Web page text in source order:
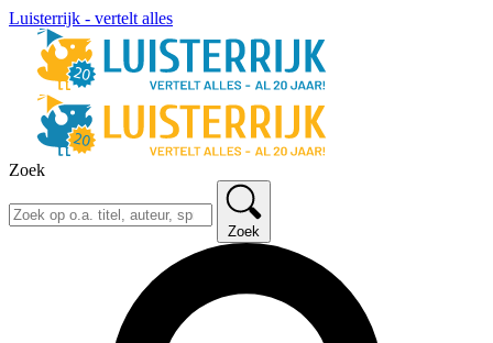
Luisterrijk - vertelt alles
Zoek
Zoek